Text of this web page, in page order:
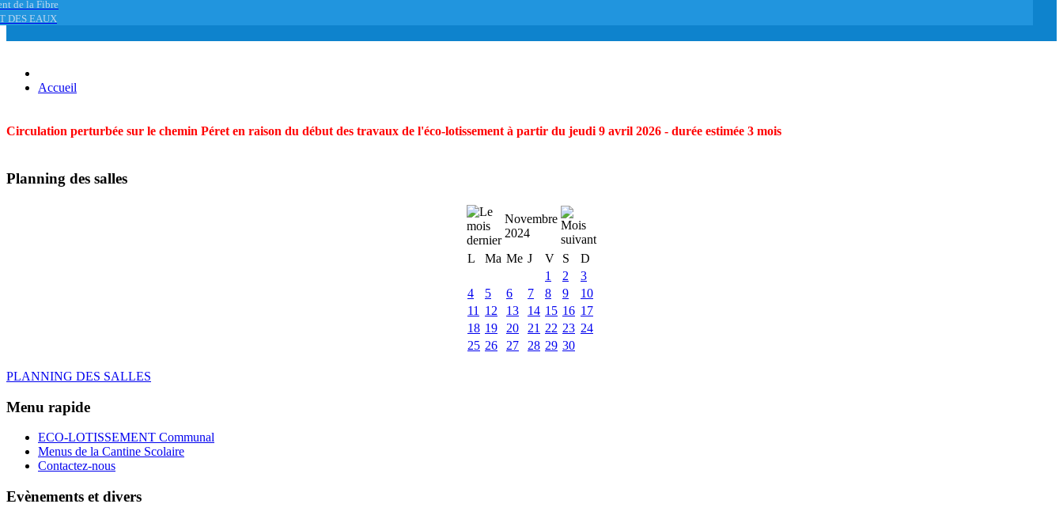
de la Fibre
DES EAUX
Accueil
Circulation perturbée sur le chemin Péret en raison du début des travaux de l'éco-lotissement à partir du jeudi 9 avril 2026 - durée estimée 3 mois
Planning des salles
Novembre
2024
L
Ma Me J V S
D
1
2
3
4
5 6 7 8 9
10
11
12 13 14 15 16 17
18 19 20 21 22 23 24
25 26 27 28 29 30
PLANNING DES SALLES
Menu rapide
ECO-LOTISSEMENT Communal
Menus de la Cantine Scolaire
Contactez-nous
Evènements et divers